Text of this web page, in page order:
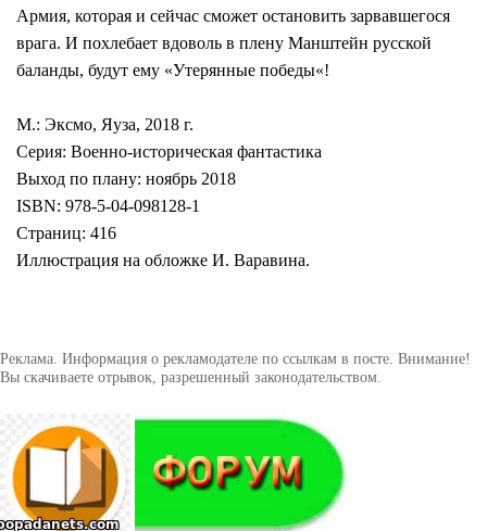
Армия, которая и сейчас сможет остановить зарвавшегося
врага. И похлебает вдоволь в плену Манштейн русской
баланды, будут ему «Утерянные победы«!
М.: Эксмо, Яуза, 2018 г.
Серия: Военно-историческая фантастика
Выход по плану: ноябрь 2018
ISBN: 978-5-04-098128-1
Страниц: 416
Иллюстрация на обложке И. Варавина.
Реклама. Информация о рекламодателе по ссылкам в посте. Внимание!
Вы скачиваете отрывок, разрешенный законодательством.